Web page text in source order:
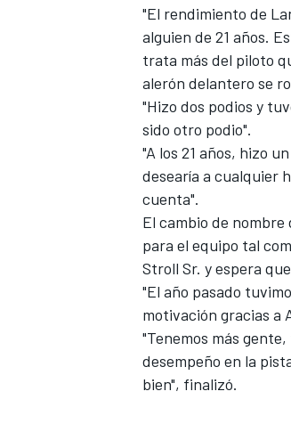
"El rendimiento de
alguien de 21 años.
trata más del piloto
alerón delantero se
"Hizo dos podios y
sido otro podio".
"A los 21 años, hizo
desearía a cualquier
cuenta".
El cambio de
para el equipo tal
Stroll Sr. y espera
"El año pasado
motivación gracias a
"Tenemos más
desempeño en la
bien", finalizó.